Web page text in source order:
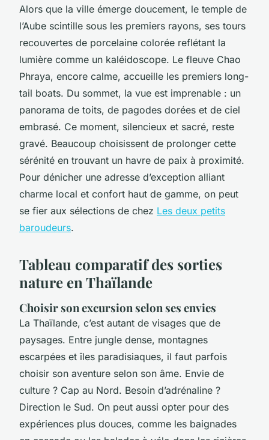
Alors que la ville émerge doucement, le temple de
l’Aube scintille sous les premiers rayons, ses tours
recouvertes de porcelaine colorée reflétant la
lumière comme un kaléidoscope. Le fleuve Chao
Phraya, encore calme, accueille les premiers long-
tail boats. Du sommet, la vue est imprenable : un
panorama de toits, de pagodes dorées et de ciel
embrasé. Ce moment, silencieux et sacré, reste
gravé. Beaucoup choisissent de prolonger cette
sérénité en trouvant un havre de paix à proximité.
Pour dénicher une adresse d’exception alliant
charme local et confort haut de gamme, on peut
se fier aux sélections de chez Les deux petits
baroudeurs.
Tableau comparatif des sorties
nature en Thaïlande
Choisir son excursion selon ses envies
La Thaïlande, c’est autant de visages que de
paysages. Entre jungle dense, montagnes
escarpées et îles paradisiaques, il faut parfois
choisir son aventure selon son âme. Envie de
culture ? Cap au Nord. Besoin d’adrénaline ?
Direction le Sud. On peut aussi opter pour des
expériences plus douces, comme les baignades